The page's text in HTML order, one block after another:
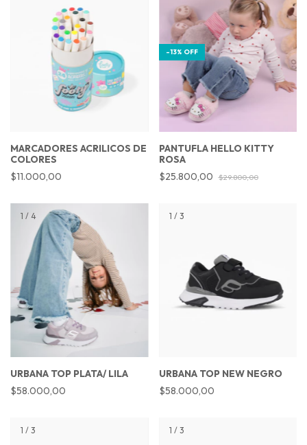
MARCADORES ACRILICOS DE
COLORES
$11.000,00
-13% OFF
PANTUFLA HELLO KITTY
ROSA
$25.800,00
$29.800,00
1 / 4
URBANA TOP PLATA/ LILA
$58.000,00
1 / 3
URBANA TOP NEW NEGRO
$58.000,00
1 / 3 1 / 3